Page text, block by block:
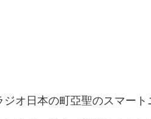
オ日本の町亞聖のスマート